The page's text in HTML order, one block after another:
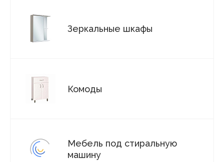
Зеркальные шкафы
Комоды
Мебель под стиральную
машину